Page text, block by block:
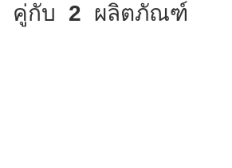
คู่กับ 2 ผลิตภัณฑ์